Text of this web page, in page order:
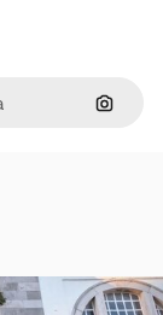
Cerca